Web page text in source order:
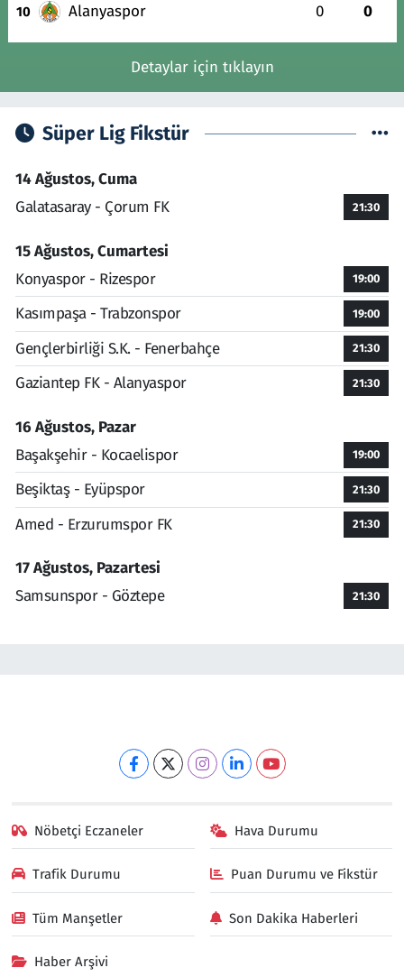
10 Alanyaspor 0 0
Detaylar için tıklayın
Süper Lig Fikstür
14 Ağustos, Cuma
Galatasaray - Çorum FK
21:30
15 Ağustos, Cumartesi
Konyaspor - Rizespor
19:00
Kasımpaşa - Trabzonspor 19:00
Gençlerbirliği S.K. - Fenerbahçe 21:30
Gaziantep FK - Alanyaspor 21:30
16 Ağustos, Pazar
Başakşehir - Kocaelispor
19:00
Beşiktaş - Eyüpspor 21:30
Amed - Erzurumspor FK 21:30
17 Ağustos, Pazartesi
Samsunspor - Göztepe
21:30
Nöbetçi Eczaneler Hava Durumu
Trafik Durumu Puan Durumu ve Fikstür
Tüm Manşetler Son Dakika Haberleri
Haber Arşivi